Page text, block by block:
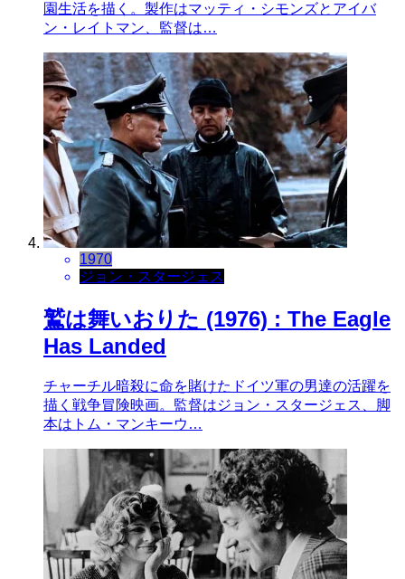
園生活を描く。製作はマッティ・シモンズとアイバ
ン・レイトマン、監督は…
1970
ジョン・スタージェス
鷲は舞いおりた (1976) : The Eagle
Has Landed
チャーチル暗殺に命を賭けたドイツ軍の男達の活躍を
描く戦争冒険映画。監督はジョン・スタージェス、脚
本はトム・マンキーウ…